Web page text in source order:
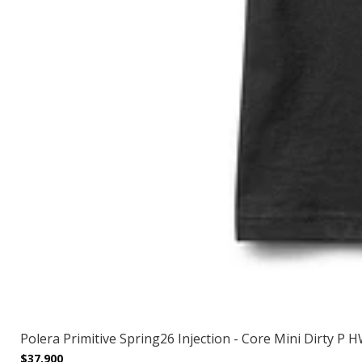
Polera Primitive Spring26 Injection - Core Mini Dirty P
$37.900